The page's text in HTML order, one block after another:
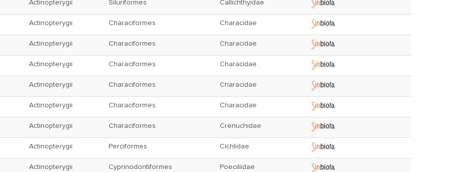
Actinopterygii Siluriformes Callichthyidae
Actinopterygii Characiformes Characidae
Actinopterygii Characiformes Characidae
Actinopterygii Characiformes Characidae
Actinopterygii Characiformes Characidae
Actinopterygii Characiformes Characidae
Actinopterygii Characiformes Crenuchidae
Actinopterygii Perciformes Cichlidae
Actinopterygii Cyprinodontiformes Poeciliidae